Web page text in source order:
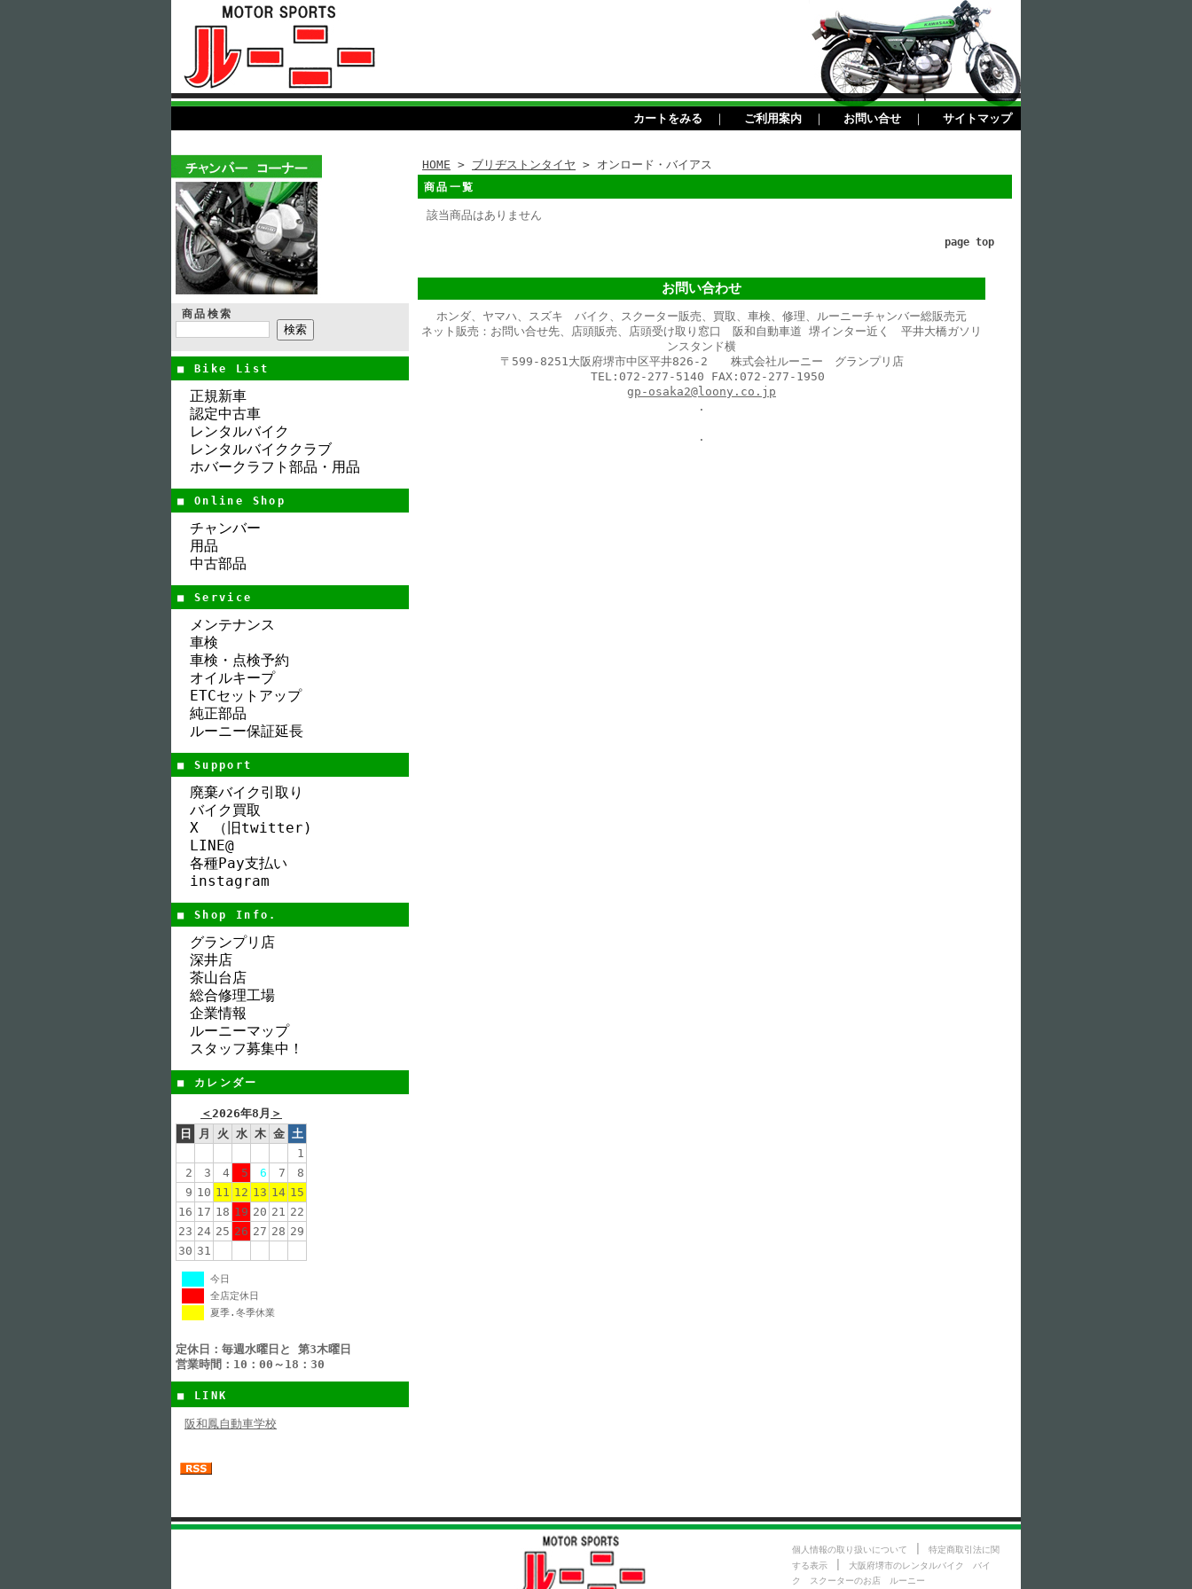
カートをみる ｜ ご利用案内 ｜ お問い合せ ｜ サイトマップ
商品検索
■ Bike List
正規新車
認定中古車
レンタルバイク
レンタルバイククラブ
ホバークラフト部品・用品
■ Online Shop
チャンバー
用品
中古部品
■ Service
メンテナンス
車検
車検・点検予約
オイルキープ
ETCセットアップ
純正部品
ルーニー保証延長
■ Support
廃棄バイク引取り
バイク買取
X （旧twitter)
LINE@
各種Pay支払い
instagram
■ Shop Info.
グランプリ店
深井店
茶山台店
総合修理工場
企業情報
ルーニーマップ
スタッフ募集中！
■ カレンダー
＜2026年8月 ＞
日
月 火 水 木 金 土
1
2
3 4 5 6 7
8
9 10 11 12 13 14 15
16 17 18 19 20 21 22
23 24 25 26 27 28 29
30 31
今日
全店定休日
夏季.冬季休業
定休日：毎週水曜日と 第3木曜日
営業時間：10：00～18：30
■ LINK
阪和鳳自動車学校
HOME > ブリヂストンタイヤ > オンロード・バイアス
商品一覧
該当商品はありません
page top
お問い合わせ
ホンダ、ヤマハ、スズキ バイク、スクーター販売、買取、車検、修理、ルーニーチャンバー総販売元
ネット販売：お問い合せ先、店頭販売、店頭受け取り窓口 阪和自動車道 堺インター近く 平井大橋ガソリ
ンスタンド横
〒599-8251大阪府堺市中区平井826-2 株式会社ルーニー グランプリ店
TEL:072-277-5140 FAX:072-277-1950
gp-osaka2@loony.co.jp
.
.
個人情報の取り扱いについて
特定商取引法に関
する表示
大阪府堺市のレンタルバイク バイ
ク スクーターのお店 ルーニー